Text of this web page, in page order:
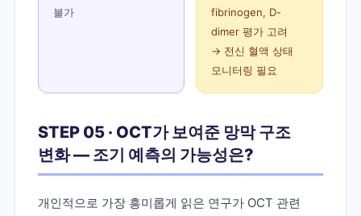
불가
fibrinogen, D-
dimer 평가 고려
→ 전신 혈액 상태
모니터링 필요
STEP 05 · OCT가 보여준 망막 구조
변화 — 조기 예측의 가능성은?
개인적으로 가장 흥미롭게 읽은 연구가 OCT 관련